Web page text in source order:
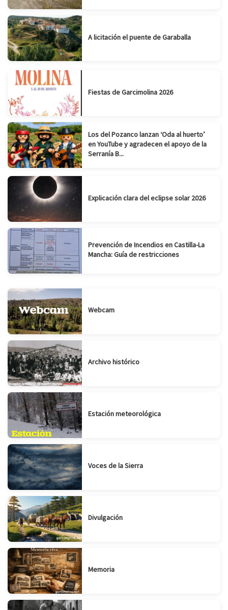
A licitación el puente de Garaballa
Fiestas de Garcimolina 2026
Los del Pozanco lanzan ‘Oda al huerto’
en YouTube y agradecen el apoyo de la
Serranía B...
Explicación clara del eclipse solar 2026
Prevención de Incendios en Castilla-La
Mancha: Guía de restricciones
Webcam
Archivo histórico
Estación meteorológica
Voces de la Sierra
Divulgación
Memoria